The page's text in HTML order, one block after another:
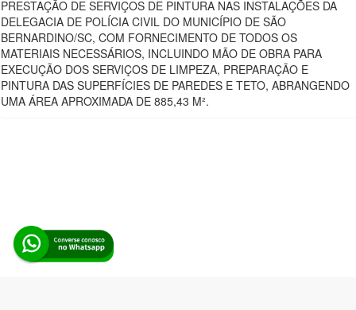
PRESTAÇÃO DE SERVIÇOS DE PINTURA NAS INSTALAÇÕES DA
DELEGACIA DE POLÍCIA CIVIL DO MUNICÍPIO DE SÃO
BERNARDINO/SC, COM FORNECIMENTO DE TODOS OS
MATERIAIS NECESSÁRIOS, INCLUINDO MÃO DE OBRA PARA
EXECUÇÃO DOS SERVIÇOS DE LIMPEZA, PREPARAÇÃO E
PINTURA DAS SUPERFÍCIES DE PAREDES E TETO, ABRANGENDO
UMA ÁREA APROXIMADA DE 885,43 M².